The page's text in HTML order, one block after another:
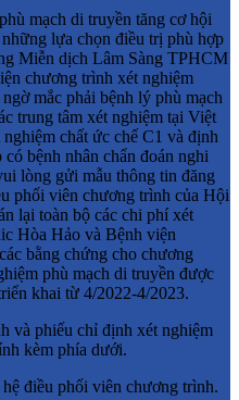
mạch di truyền tăng cơ hội
lựa chọn điều trị phù hợp
Miễn dịch Lâm Sàng TPHCM
chương trình xét nghiệm
mắc phải bệnh lý phù mạch
trung tâm xét nghiệm tại Việt
chất ức chế C1 và định
bệnh nhân chẩn đoán nghi
lòng gửi mẫu thông tin đăng
phối viên chương trình của Hội
lại toàn bộ các chi phí xét
Hòa Hảo và Bệnh viện
bằng chứng cho chương
phù mạch di truyền được
khai từ 4/2022-4/2023.
và phiếu chỉ định xét nghiệm
kèm phía dưới.
điều phối viên chương trình.